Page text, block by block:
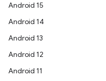
Android 15
Android 14
Android 13
Android 12
Android 11